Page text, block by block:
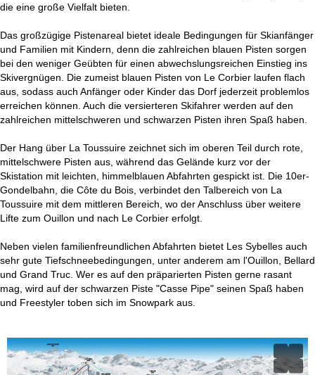
die eine große Vielfalt bieten.
Das großzügige Pistenareal bietet ideale Bedingungen für Skianfänger
und Familien mit Kindern, denn die zahlreichen blauen Pisten sorgen
bei den weniger Geübten für einen abwechslungsreichen Einstieg ins
Skivergnügen. Die zumeist blauen Pisten von Le Corbier laufen flach
aus, sodass auch Anfänger oder Kinder das Dorf jederzeit problemlos
erreichen können. Auch die versierteren Skifahrer werden auf den
zahlreichen mittelschweren und schwarzen Pisten ihren Spaß haben.
Der Hang über La Toussuire zeichnet sich im oberen Teil durch rote,
mittelschwere Pisten aus, während das Gelände kurz vor der
Skistation mit leichten, himmelblauen Abfahrten gespickt ist. Die 10er-
Gondelbahn, die Côte du Bois, verbindet den Talbereich von La
Toussuire mit dem mittleren Bereich, wo der Anschluss über weitere
Lifte zum Ouillon und nach Le Corbier erfolgt.
Neben vielen familienfreundlichen Abfahrten bietet Les Sybelles auch
sehr gute Tiefschneebedingungen, unter anderem am l'Ouillon, Bellard
und Grand Truc. Wer es auf den präparierten Pisten gerne rasant
mag, wird auf der schwarzen Piste "Casse Pipe" seinen Spaß haben
und Freestyler toben sich im Snowpark aus.